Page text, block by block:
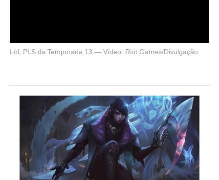
LoL PLS da Temporada 13 — Vídeo: Riot Games/Divulgação